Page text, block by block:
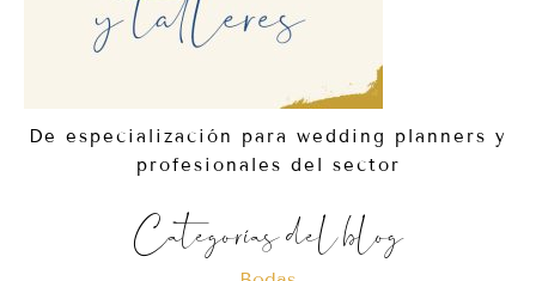
De especialización para wedding planners y
profesionales del sector
Categorías del blog